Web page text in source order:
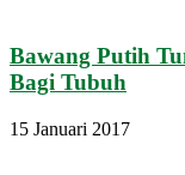
Bawang Putih
Bagi Tubuh
15 Januari 2017